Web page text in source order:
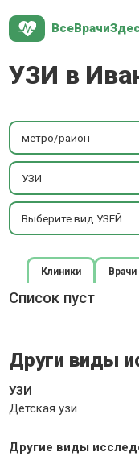
УЗИ в
метро/район
УЗИ
Выберите вид УЗЕЙ
Клиники Врачи
Список пуст
Други виды
УЗИ
Детская узи
Другие виды